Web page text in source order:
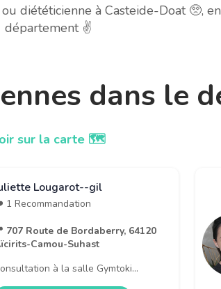
diététicienne à Casteide-Doat 🥺,
département ✌️
dans le
sur la carte 🗺️
Lougarot--gil
1 Recommandation
707 Route de Bordaberry, 64120
Camou-Suhast
à la salle Gymtoki...